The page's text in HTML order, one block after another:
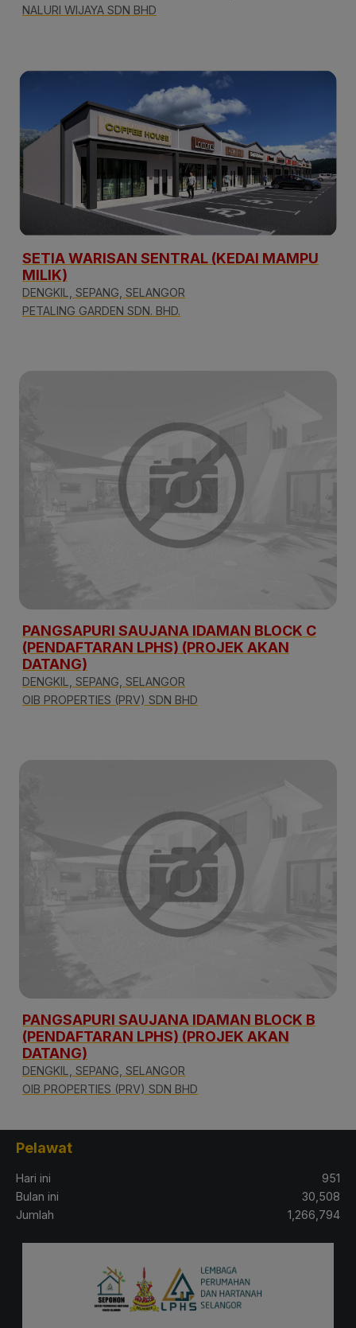
NALURI WIJAYA SDN BHD
SETIA WARISAN SENTRAL (KEDAI MAMPU
MILIK)
DENGKIL, SEPANG, SELANGOR
PETALING GARDEN SDN. BHD.
PANGSAPURI SAUJANA IDAMAN BLOCK C
(PENDAFTARAN LPHS) (PROJEK AKAN
DATANG)
DENGKIL, SEPANG, SELANGOR
OIB PROPERTIES (PRV) SDN BHD
PANGSAPURI SAUJANA IDAMAN BLOCK B
(PENDAFTARAN LPHS) (PROJEK AKAN
DATANG)
DENGKIL, SEPANG, SELANGOR
OIB PROPERTIES (PRV) SDN BHD
Pelawat
Hari ini
951
Bulan ini
30,508
Jumlah
1,266,794